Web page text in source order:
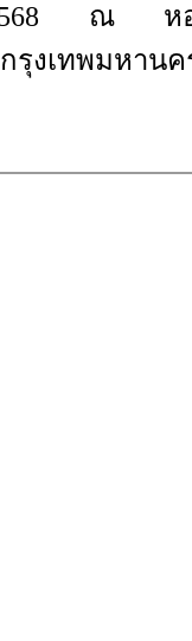
ณ หอปร
รุงเทพมหานค